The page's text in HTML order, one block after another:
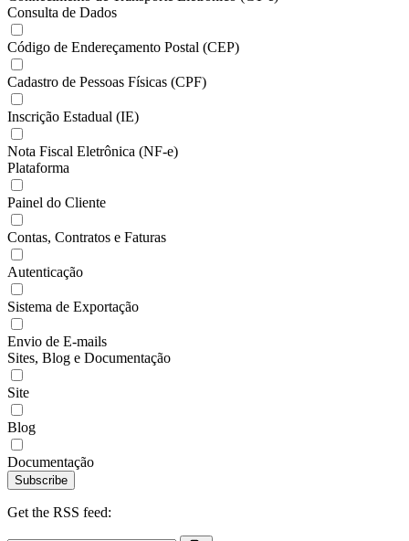
Consulta de Dados
Código de Endereçamento Postal (CEP)
Cadastro de Pessoas Físicas (CPF)
Inscrição Estadual (IE)
Nota Fiscal Eletrônica (NF-e)
Plataforma
Painel do Cliente
Contas, Contratos e Faturas
Autenticação
Sistema de Exportação
Envio de E-mails
Sites, Blog e Documentação
Site
Blog
Documentação
Subscribe
Get the RSS feed: